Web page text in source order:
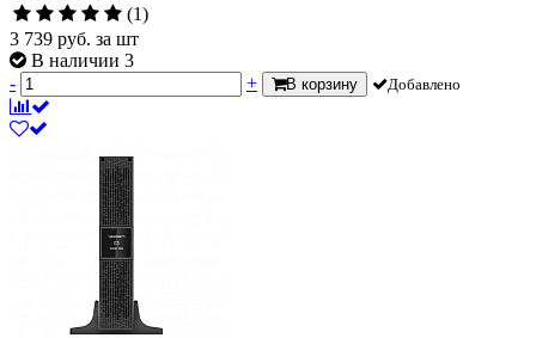
(1)
3 739 руб. за шт
В наличии 3
-
+ В корзину Добавлено